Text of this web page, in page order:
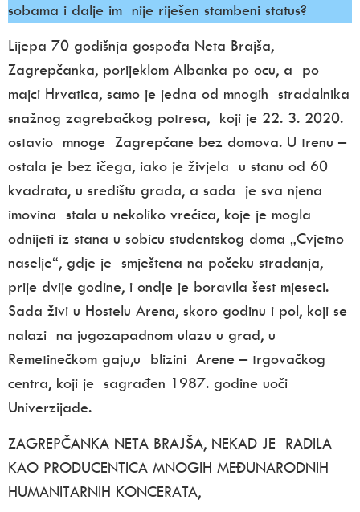
sobama i dalje im nije riješen stambeni status?
Lijepa 70 godišnja gospođa Neta Brajša,
Zagrepčanka, porijeklom Albanka po ocu, a po
majci Hrvatica, samo je jedna od mnogih stradalnika
snažnog zagrebačkog potresa, koji je 22. 3. 2020.
ostavio mnoge Zagrepčane bez domova. U trenu –
ostala je bez ičega, iako je živjela u stanu od 60
kvadrata, u središtu grada, a sada je sva njena
imovina stala u nekoliko vrećica, koje je mogla
odnijeti iz stana u sobicu studentskog doma „Cvjetno
naselje“, gdje je smještena na počeku stradanja,
prije dvije godine, i ondje je boravila šest mjeseci.
Sada živi u Hostelu Arena, skoro godinu i pol, koji se
nalazi na jugozapadnom ulazu u grad, u
Remetinečkom gaju,u blizini Arene –trgovačkog
centra, koji je sagrađen 1987. godine uoči
Univerzijade.
ZAGREPČANKA NETA BRAJŠA, NEKAD JE RADILA
KAO PRODUCENTICA MNOGIH MEĐUNARODNIH
HUMANITARNIH KONCERATA,